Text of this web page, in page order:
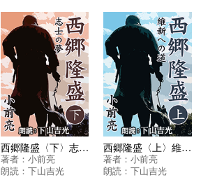
西郷隆盛〈下〉志士の夢
著者： 小前亮
朗読： 下山吉光
西郷隆盛〈上〉維新への道
著者：小前亮
朗読：下山吉光